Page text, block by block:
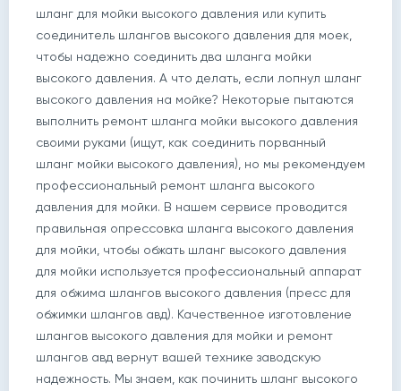
шланг для мойки высокого давления или купить
соединитель шлангов высокого давления для моек,
чтобы надежно соединить два шланга мойки
высокого давления. А что делать, если лопнул шланг
высокого давления на мойке? Некоторые пытаются
выполнить ремонт шланга мойки высокого давления
своими руками (ищут, как соединить порванный
шланг мойки высокого давления), но мы рекомендуем
профессиональный ремонт шланга высокого
давления для мойки. В нашем сервисе проводится
правильная опрессовка шланга высокого давления
для мойки, чтобы обжать шланг высокого давления
для мойки используется профессиональный аппарат
для обжима шлангов высокого давления (пресс для
обжимки шлангов авд). Качественное изготовление
шлангов высокого давления для мойки и ремонт
шлангов авд вернут вашей технике заводскую
надежность. Мы знаем, как починить шланг высокого